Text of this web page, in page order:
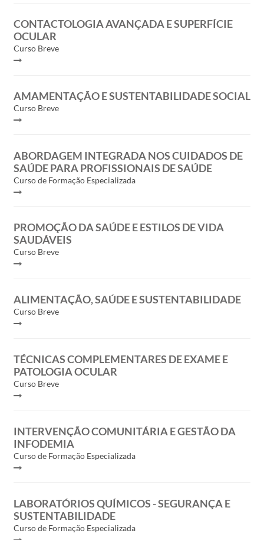
CONTACTOLOGIA AVANÇADA E SUPERFÍCIE
OCULAR
Curso Breve
AMAMENTAÇÃO E SUSTENTABILIDADE SOCIAL
Curso Breve
ABORDAGEM INTEGRADA NOS CUIDADOS DE
SAÚDE PARA PROFISSIONAIS DE SAÚDE
Curso de Formação Especializada
PROMOÇÃO DA SAÚDE E ESTILOS DE VIDA
SAUDÁVEIS
Curso Breve
ALIMENTAÇÃO, SAÚDE E SUSTENTABILIDADE
Curso Breve
TÉCNICAS COMPLEMENTARES DE EXAME E
PATOLOGIA OCULAR
Curso Breve
INTERVENÇÃO COMUNITÁRIA E GESTÃO DA
INFODEMIA
Curso de Formação Especializada
LABORATÓRIOS QUÍMICOS - SEGURANÇA E
SUSTENTABILIDADE
Curso de Formação Especializada